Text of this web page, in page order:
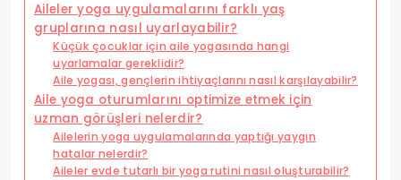
Aileler yoga uygulamalarını farklı yaş
gruplarına nasıl uyarlayabilir?
Küçük çocuklar için aile yogasında hangi
uyarlamalar gereklidir?
Aile yogası, gençlerin ihtiyaçlarını nasıl karşılayabilir?
Aile yoga oturumlarını optimize etmek için
uzman görüşleri nelerdir?
Ailelerin yoga uygulamalarında yaptığı yaygın
hatalar nelerdir?
Aileler evde tutarlı bir yoga rutini nasıl oluşturabilir?